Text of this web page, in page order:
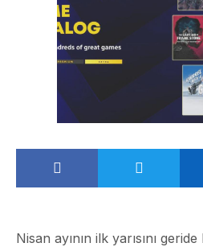
Nisan ayının ilk yarısını